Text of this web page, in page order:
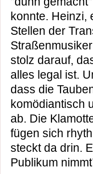
konnte. Heinzi,
Stellen der
stolz darauf,
alles legal ist.
dass die
komödiantisch
ab. Die
fügen sich
steckt da drin.
Publikum